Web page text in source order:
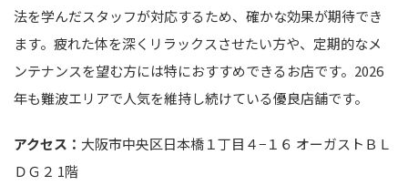
法を学んだスタッフが対応するため、確かな効果が期待でき
ます。疲れた体を深くリラックスさせたい方や、定期的なメ
ンテナンスを望む方には特におすすめできるお店です。2026
年も難波エリアで人気を維持し続けている優良店舗です。
アクセス： 大阪市中央区日本橋１丁目４−１６ オーガストＢＬ
ＤＧ２ 1階